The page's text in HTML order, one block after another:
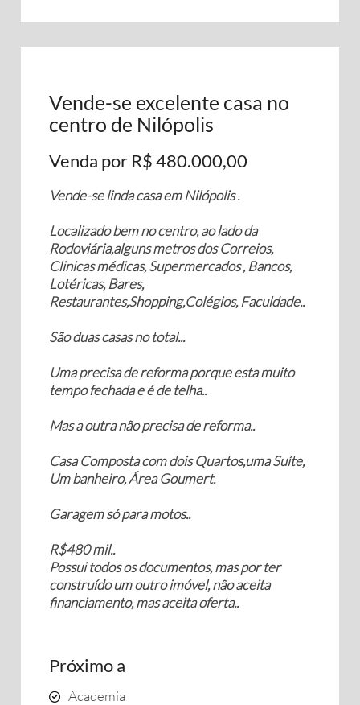
Vende-se excelente casa no
centro de Nilópolis
Venda por R$ 480.000,00
Vende-se linda casa em Nilópolis .
Localizado bem no centro, ao lado da
Rodoviária,alguns metros dos Correios,
Clinicas médicas, Supermercados , Bancos,
Lotéricas, Bares,
Restaurantes,Shopping,Colégios, Faculdade..
São duas casas no total...
Uma precisa de reforma porque esta muito
tempo fechada e é de telha..
Mas a outra não precisa de reforma..
Casa Composta com dois Quartos,uma Suíte,
Um banheiro, Área Goumert.
Garagem só para motos..
R$480 mil..
Possui todos os documentos, mas por ter
construído um outro imóvel, não aceita
financiamento, mas aceita oferta..
Próximo a
Academia